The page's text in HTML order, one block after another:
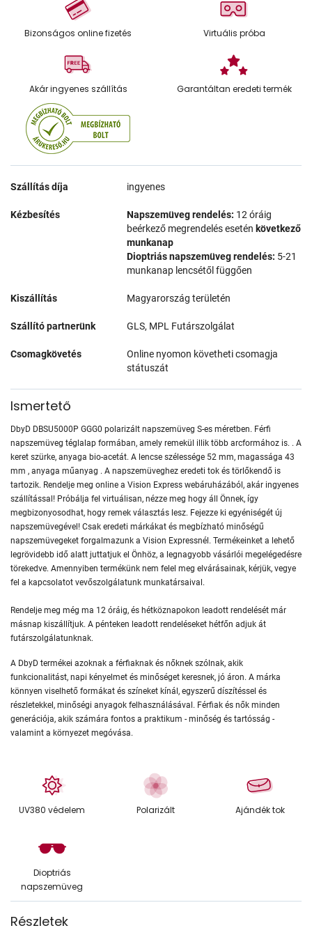
Bizonságos online fizetés Virtuális próba
Akár ingyenes szállítás Garantáltan eredeti termék
Szállítás díja ingyenes
Kézbesítés Napszemüveg rendelés: 12 óráig
beérkező megrendelés esetén következő
munkanap
Dioptriás napszemüveg rendelés: 5-21
munkanap lencsétől függően
Kiszállítás Magyarország területén
Szállító partnerünk GLS, MPL Futárszolgálat
Csomagkövetés
Online nyomon követheti csomagja
státuszát
Ismertető
DbyD DBSU5000P GGG0 polarizált napszemüveg S-es méretben. Férfi
napszemüveg téglalap formában, amely remekül illik több arcformához is. . A
keret szürke, anyaga bio-acetát. A lencse szélessége 52 mm, magassága 43
mm , anyaga műanyag . A napszemüveghez eredeti tok és törlőkendő is
tartozik. Rendelje meg online a Vision Express webáruházából, akár ingyenes
szállítással! Próbálja fel virtuálisan, nézze meg hogy áll Önnek, így
megbizonyosodhat, hogy remek választás lesz. Fejezze ki egyéniségét új
napszemüvegével! Csak eredeti márkákat és megbízható minőségű
napszemüvegeket forgalmazunk a Vision Expressnél. Termékeinket a lehető
legrövidebb idő alatt juttatjuk el Önhöz, a legnagyobb vásárlói megelégedésre
törekedve. Amennyiben termékünk nem felel meg elvárásainak, kérjük, vegye
fel a kapcsolatot vevőszolgálatunk munkatársaival.
Rendelje meg még ma 12 óráig, és hétköznapokon leadott rendelését már
másnap kiszállítjuk. A pénteken leadott rendeléseket hétfőn adjuk át
futárszolgálatunknak.
A DbyD termékei azoknak a férfiaknak és nőknek szólnak, akik
funkcionalitást, napi kényelmet és minőséget keresnek, jó áron. A márka
könnyen viselhető formákat és színeket kínál, egyszerű díszítéssel és
részletekkel, minőségi anyagok felhasználásával. Férfiak és nők minden
generációja, akik számára fontos a praktikum - minőség és tartósság -
valamint a környezet megóvása.
UV380 védelem Polarizált Ajándék tok
Dioptriás
napszemüveg
Részletek